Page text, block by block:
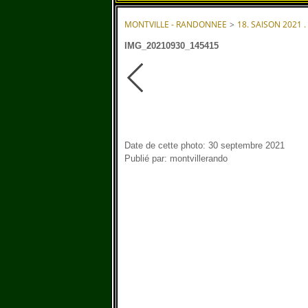
MONTVILLE - RANDONNEE > 18. SAISON 2021
IMG_20210930_145415
Date de cette photo: 30 septembre 2021
Publié par: montvillerando